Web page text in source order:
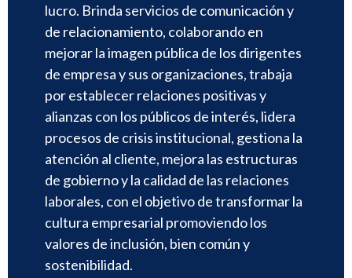
lucro. Brinda servicios de comunicación y
de relacionamiento, colaborando en
mejorar la imagen pública de los dirigentes
de empresa y sus organizaciones, trabaja
por establecer relaciones positivas y
alianzas con los públicos de interés, lidera
procesos de crisis institucional, gestiona la
atención al cliente, mejora las estructuras
de gobierno y la calidad de las relaciones
laborales, con el objetivo de transformar la
cultura empresarial promoviendo los
valores de inclusión, bien común y
sostenibilidad.